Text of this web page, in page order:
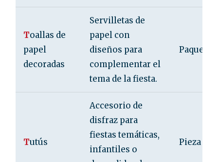
Toallas de
papel
decoradas
Servilletas de
papel con
diseños para
complementar el
tema de la fiesta.
Paquete
Tutús
Accesorio de
disfraz para
fiestas temáticas,
infantiles o
Pieza